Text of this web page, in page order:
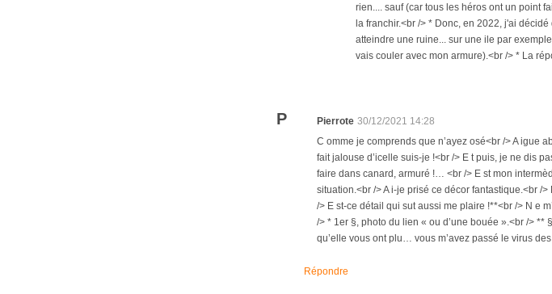
rien.... sauf (car tous les héros ont un point
la franchir.<br /> * Donc, en 2022, j'ai
atteindre une ruine... sur une ile par
vais couler avec mon armure).<br /> * La
P Pierrote 30/12/2021 14:28
C omme je comprends que n’ayez osé<br /> A igue
fait jalouse d’icelle suis-je !<br /> E t puis, je ne dis
faire dans canard, armuré !… <br /> E st mon
situation.<br /> A i-je prisé ce décor fantastique.<br
/> E st-ce détail qui sut aussi me plaire !**<br /> N e
/> * 1er §, photo du lien « ou d’une bouée ».<br />
qu’elle vous ont plu… vous m’avez passé le virus
Répondre